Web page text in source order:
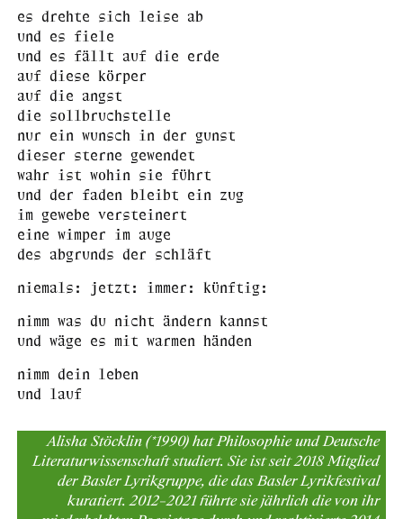
es drehte sich leise ab
und es fiele
und es fällt auf die erde
auf diese körper
auf die angst
die sollbruchstelle
nur ein wunsch in der gunst
dieser sterne gewendet
wahr ist wohin sie führt
und der faden bleibt ein zug
im gewebe versteinert
eine wimper im auge
des abgrunds der schläft
niemals: jetzt: immer: künftig:
nimm was du nicht ändern kannst
und wäge es mit warmen händen
nimm dein leben
und lauf
Alisha Stöcklin (*1990) hat Philosophie und Deutsche
Literaturwissenschaft studiert. Sie ist seit 2018 Mitglied
der Basler Lyrikgruppe, die das Basler Lyrikfestival
kuratiert. 2012–2021 führte sie jährlich die von ihr